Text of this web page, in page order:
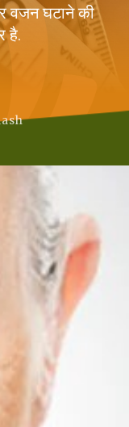
वजन घटाने की
है.